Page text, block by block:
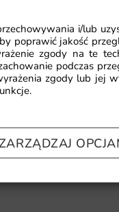
i/lub
poprawić jakość
zgody na te
podczas
zgody lub jej
ZARZĄDZAJ
Follow Your Dreams
64.51zł
z ostatnich 30 dni: